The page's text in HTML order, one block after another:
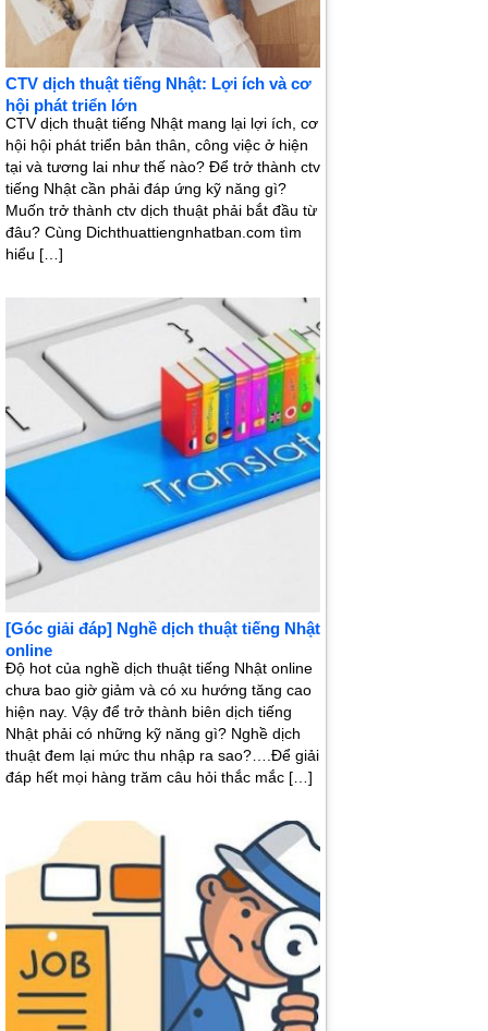
CTV dịch thuật tiếng Nhật: Lợi ích và cơ
hội phát triển lớn
CTV dịch thuật tiếng Nhật mang lại lợi ích, cơ
hội hội phát triển bản thân, công việc ở hiện
tại và tương lai như thế nào? Để trở thành ctv
tiếng Nhật cần phải đáp ứng kỹ năng gì?
Muốn trở thành ctv dịch thuật phải bắt đầu từ
đâu? Cùng Dichthuattiengnhatban.com tìm
hiểu […]
[Góc giải đáp] Nghề dịch thuật tiếng Nhật
online
Độ hot của nghề dịch thuật tiếng Nhật online
chưa bao giờ giảm và có xu hướng tăng cao
hiện nay. Vậy để trở thành biên dịch tiếng
Nhật phải có những kỹ năng gì? Nghề dịch
thuật đem lại mức thu nhập ra sao?….Để giải
đáp hết mọi hàng trăm câu hỏi thắc mắc […]